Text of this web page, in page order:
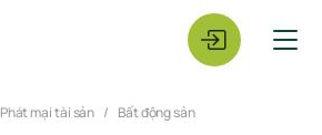
Phát mại tài sản Bất động sản